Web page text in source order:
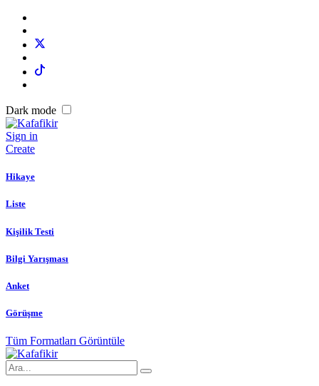
Dark mode
Sign in
Create
Hikaye
Liste
Kişilik Testi
Bilgi Yarışması
Anket
Görüşme
Tüm Formatları Görüntüle